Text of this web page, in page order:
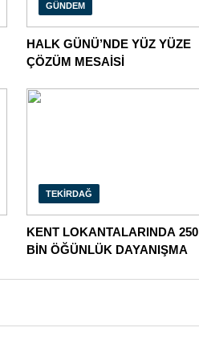
GÜNDEM
HALK GÜNÜ’NDE YÜZ YÜZE
ÇÖZÜM MESAİSİ
TEKIRDAĞ
KENT LOKANTALARINDA 250
BİN ÖĞÜNLÜK DAYANIŞMA